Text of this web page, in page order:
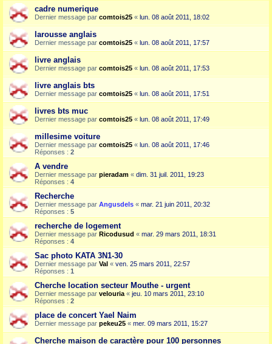
cadre numerique
Dernier message par comtois25 « lun. 08 août 2011, 18:02
larousse anglais
Dernier message par comtois25 « lun. 08 août 2011, 17:57
livre anglais
Dernier message par comtois25 « lun. 08 août 2011, 17:53
livre anglais bts
Dernier message par comtois25 « lun. 08 août 2011, 17:51
livres bts muc
Dernier message par comtois25 « lun. 08 août 2011, 17:49
millesime voiture
Dernier message par comtois25 « lun. 08 août 2011, 17:46
Réponses : 2
A vendre
Dernier message par pieradam « dim. 31 juil. 2011, 19:23
Réponses : 4
Recherche
Dernier message par Angusdels « mar. 21 juin 2011, 20:32
Réponses : 5
recherche de logement
Dernier message par Ricodusud « mar. 29 mars 2011, 18:31
Réponses : 4
Sac photo KATA 3N1-30
Dernier message par Val « ven. 25 mars 2011, 22:57
Réponses : 1
Cherche location secteur Mouthe - urgent
Dernier message par velouria « jeu. 10 mars 2011, 23:10
Réponses : 2
place de concert Yael Naim
Dernier message par pekeu25 « mer. 09 mars 2011, 15:27
Cherche maison de caractère pour 100 personnes